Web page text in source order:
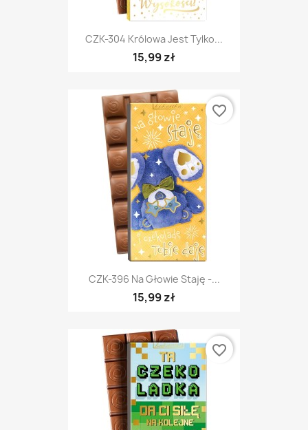
CZK-304 Królowa Jest Tylko...
15,99 zł
CZK-396 Na Głowie Staję -...
15,99 zł
favorite_border
favorite_border